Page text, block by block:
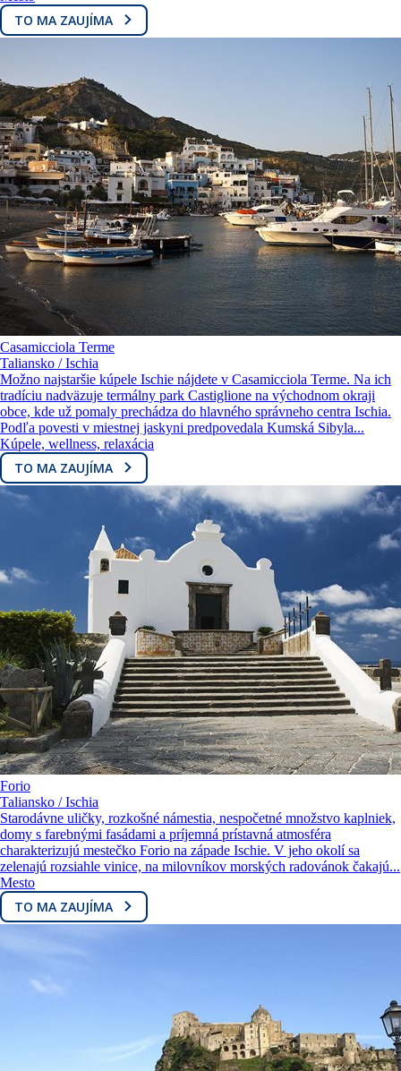
TO MA ZAUJÍMA
Casamicciola Terme
Taliansko / Ischia
Možno najstaršie kúpele Ischie nájdete v Casamicciola Terme. Na ich
tradíciu nadväzuje termálny park Castiglione na východnom okraji
obce, kde už pomaly prechádza do hlavného správneho centra Ischia.
Podľa povesti v miestnej jaskyni predpovedala Kumská Sibyla...
Kúpele, wellness, relaxácia
TO MA ZAUJÍMA
Forio
Taliansko / Ischia
Starodávne uličky, rozkošné námestia, nespočetné množstvo kaplniek,
domy s farebnými fasádami a príjemná prístavná atmosféra
charakterizujú mestečko Forio na západe Ischie. V jeho okolí sa
zelenajú rozsiahle vinice, na milovníkov morských radovánok čakajú...
Mesto
TO MA ZAUJÍMA